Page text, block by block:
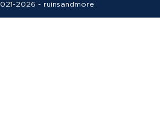
2026 - ruinsandmore